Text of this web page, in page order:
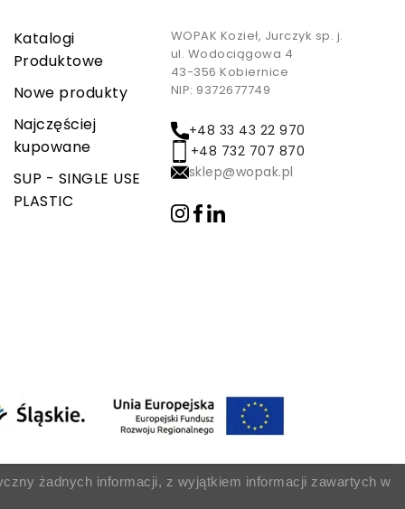
WOPAK Kozieł, Jurczyk sp. j.
ul. Wodociągowa 4
43-356 Kobiernice
NIP: 9372677749
+48 33 43 22 970
+48 732 707 870
sklep@wopak.pl
Katalogi
Produktowe
Nowe produkty
Najczęściej
kupowane
SUP - SINGLE USE
PLASTIC
żadnych informacji, z wyjątkiem informacji zawartych w